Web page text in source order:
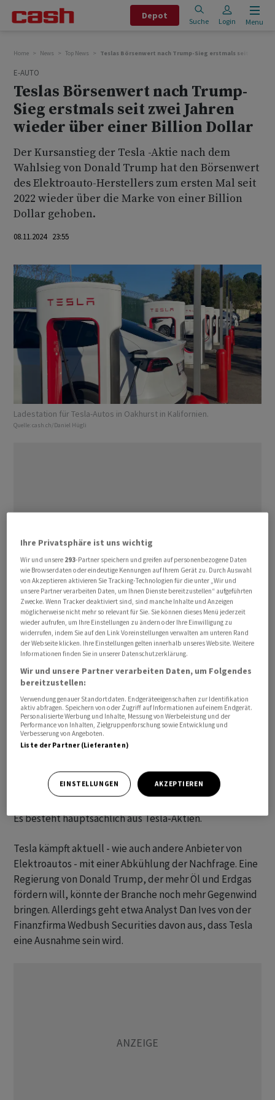
Depot
Suche Login Menu
Home News Top News Teslas Börsenwert nach Trump-Sieg erstmals seit zwei
E-AUTO
Teslas Börsenwert nach Trump-
Sieg erstmals seit zwei Jahren
wieder über einer Billion Dollar
Der Kursanstieg der Tesla -Aktie nach dem
Wahlsieg von Donald Trump hat den Börsenwert
des Elektroauto-Herstellers zum ersten Mal seit
2022 wieder über die Marke von einer Billion
Dollar gehoben.
08.11.2024 23:55
Ladestation für Tesla-Autos in Oakhurst in Kalifornien.
Quelle: cash.ch/Daniel Hügli
Tesla-Chef Elon Musk ist einer der lautesten
Unterstützer von Trump und es wird erwartet, dass er
mit der Reduzierung der US-Regierungsausgaben
betraut werden könnte.
Die Tesla-Aktie stieg allein am Freitag um mehr als acht
Prozent auf 321,22 Dollar. Seit dem Wahltag am
geschätzte Vermögen von Musk als reichstem Menschen
der Welt übertraf damit nach Berechnungen des
Es besteht hauptsächlich aus Tesla-Aktien.
Tesla kämpft aktuell - wie auch andere Anbieter von
Elektroautos - mit einer Abkühlung der Nachfrage. Eine
Regierung von Donald Trump, der mehr Öl und Erdgas
fördern will, könnte der Branche noch mehr Gegenwind
bringen. Allerdings geht etwa Analyst Dan Ives von der
Finanzfirma Wedbush Securities davon aus, dass Tesla
eine Ausnahme sein wird.
Ihre Privatsphäre ist uns wichtig
Wir und unsere 293-Partner speichern und greifen auf personenbezogene Daten
wie Browserdaten oder eindeutige Kennungen auf Ihrem Gerät zu. Durch Auswahl
von Akzeptieren aktivieren Sie Tracking-Technologien für die unter „Wir und
unsere Partner verarbeiten Daten, um Ihnen Dienste bereitzustellen“ aufgeführten
Zwecke. Wenn Tracker deaktiviert sind, sind manche Inhalte und Anzeigen
möglicherweise nicht mehr so relevant für Sie. Sie können dieses Menü jederzeit
wieder aufrufen, um Ihre Einstellungen zu ändern oder Ihre Einwilligung zu
widerrufen, indem Sie auf den Link Voreinstellungen verwalten am unteren Rand
der Webseite klicken. Ihre Einstellungen gelten innerhalb unseres Website. Weitere
Informationen finden Sie in unserer Datenschutzerklärung.
Wir und unsere Partner verarbeiten Daten, um Folgendes
bereitzustellen:
Verwendung genauer Standortdaten. Endgeräteeigenschaften zur Identifikation
aktiv abfragen. Speichern von oder Zugriff auf Informationen auf einem Endgerät.
Personalisierte Werbung und Inhalte, Messung von Werbeleistung und der
Performance von Inhalten, Zielgruppenforschung sowie Entwicklung und
Verbesserung von Angeboten.
Liste der Partner (Lieferanten)
EINSTELLUNGEN AKZEPTIEREN